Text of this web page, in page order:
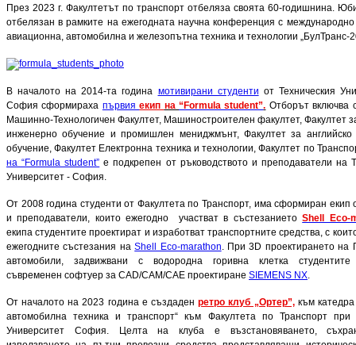
През 2023 г. Факултетът по транспорт отбеляза своята 60-годишнина.
отбелязан в рамките на ежегодната научна конференция с международно
авиационна, автомобилна и железопътна техника и технологии „БулТранс-
В началото на 2014-та година мотивирани студенти от Техническия
София сформираха първияекип на“Formula student”. Отборът включва
Машинно-Технологичен Факултет, Машиностроителен факултет, Факултет
инженерно обучение и промишлен мениджмънт, Факултет за английско
обучение, Факултет Електронна техника и технологии, Факултет по
на “Formula student” е подкрепен от ръководството и преподаватели на
Университет - София.
От 2008 година студенти от Факултета по Транспорт, има сформиран екип
и преподаватели, които ежегодно участват в състезанието Shell Eco-
екипа студентите проектират и изработват транспортните средства, с
ежегодните състезания наShell Eco-marathon. При 3D проектирането на
автомобили, задвижвани с водородна горивна клетка студентите
съвременен софтуер за CAD/CAM/CAE проектиране SIEMENS NX.
От началото на 2023 година е създаденретро клуб „Ортер”,към катедра
автомобилна техника и транспорт“ към Факултета по Транспорт при
Университет София. Целта на клуба е възстановяването,